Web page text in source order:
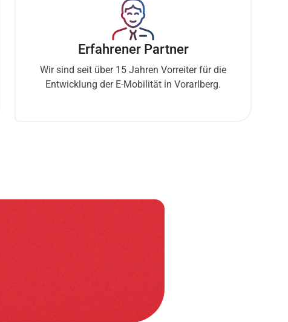
Erfahrener Partner
Wir sind seit über 15 Jahren Vorreiter für die
Entwicklung der E-Mobilität in Vorarlberg.